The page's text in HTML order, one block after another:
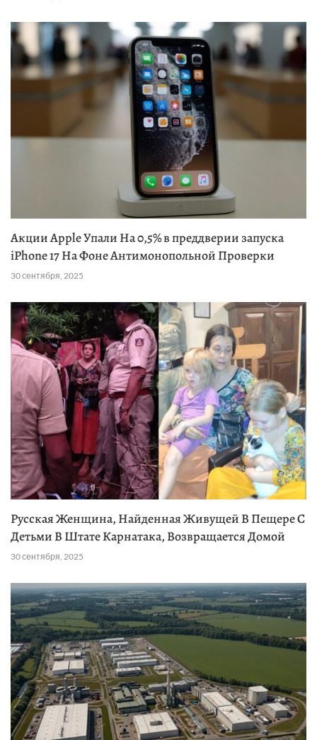
Акции Apple Упали На 0,5% в преддверии запуска
iPhone 17 На Фоне Антимонопольной Проверки
30 сентября, 2025
Русская Женщина, Найденная Живущей В Пещере С
Детьми В Штате Карнатака, Возвращается Домой
30 сентября, 2025